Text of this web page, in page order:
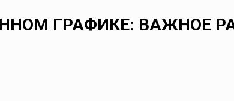
ГРАФИКЕ: ВАЖНОЕ